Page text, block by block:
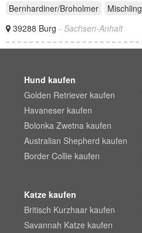
Bernhardiner/Broholmer
Mischling
39288 Burg - Sachsen-Anhalt
Hund kaufen
Golden Retriever kaufen
Havaneser kaufen
Bolonka Zwetna kaufen
Australian Shepherd kaufen
Border Collie kaufen
Katze kaufen
Britisch Kurzhaar kaufen
Savannah Katze kaufen